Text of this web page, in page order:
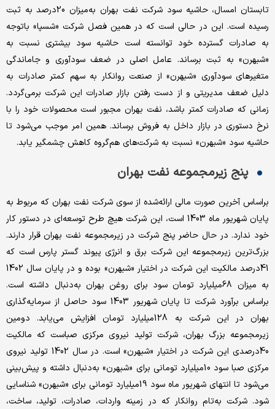
تابستان امسال، حاشیه سود شرکت نفت بهران به‌‌‌میزان 20درصد به ثبت
رسیده است. این در حالی است که در همین فصل شرکت «شسپا» باتوجه
به صادرات گسترده خود توانسته است حاشیه سود بیشتری نسبت به
«شبهرن» به ثبت برساند. عامل اصلی در ضعف سودآوری و جاماندگی
متغیرهای سودآوری «شبهرن» از صنعت روانکار به سهم کمتر صادرات به
دلیل ضعف مدیریتی و از دست رفتن بازار صادرات این شرکت برمی‌‌‌گردد.
زمانی که صادرات کمتر باشد، نفت بهران مجبور است محصولات خود را با
نرخ دستوری در بازار داخل به فروش برساند. همین امر موجب می‌شود تا
حاشیه سود «شبهرن» نسبت به شرکت‌های هم‌‌‌گروه کاهش چشمگیر یابد.
پنج زیرمجموعه نفت بهران
براساس آخرین صورت مالی ارائه‌شده از سوی شرکت نفت بهران که مربوط به
پایان شهریور ماه 1403 است، این شرکت هیچ طرح توسعه‌ای در دستور کار
خود ندارد. در حال حاضر پنج شرکت در زیرمجموعه نفت بهران قرار دارند.
بزرگ‌ترین زیرمجموعه این شرکت برق و انرژی پیوند گستر پارس است که
41درصد مالکیت این شرکت در اختیار «شبهرن» بوده و در پایان سال 1402
به میزان 68میلیارد تومان سود برای روغن بهران به‌دنبال داشته است.
براساس برآورد شرکت تا پایان شهریور 1403 سود حاصل از سرمایه‌گذاری
بهران در این شرکت به 128میلیارد تومان افزایش می‌‌‌یابد. دومین
زیرمجموعه بزرگ بهران، شرکت تولید نیروی مرکزی صباست که مالکیت
40درصدی این شرکت در اختیار «شبهرن» است. در سال 1402 تولید نیروی
مرکزی صبا سود 10میلیارد تومانی برای «شبهرن» به‌دنبال داشته و پیش‌بینی
می‌شود تا انتهای شهریور ماه سود 19میلیارد تومانی برای «شبهرن» شناسایی
شود. شرکت به‌تام روانکار که در زمینه واردات، صادرات، تولید، ساخت،